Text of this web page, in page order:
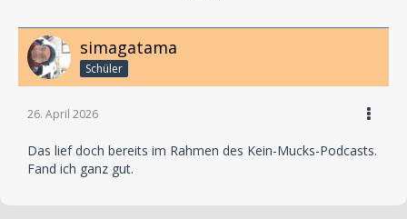
simagatama
Schüler
26. April 2026
Das lief doch bereits im Rahmen des Kein-Mucks-Podcasts.
Fand ich ganz gut.